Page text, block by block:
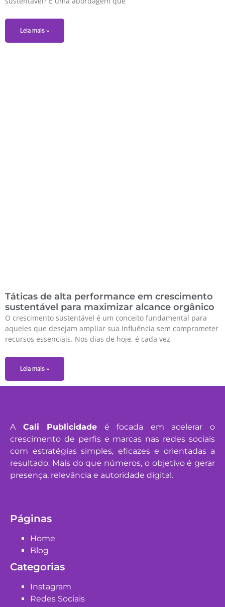
Leia mais »
Táticas de alta performance em crescimento
sustentável para maximizar alcance orgânico
O crescimento sustentável é um conceito fundamental para
aqueles que desejam ampliar sua influência sem comprometer
recursos essenciais. Nos dias de hoje, é cada vez
Leia mais »
A Cali Publicidade é focada em acelerar o
crescimento de perfis e marcas nas redes sociais
com estratégias simples, eficazes e orientadas a
resultado. Mais do que números, o objetivo é gerar
presença, relevância e autoridade digital.
Páginas
Home
Blog
Categorias
Instagram
Redes Sociais